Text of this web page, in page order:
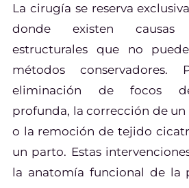
La cirugía se reserva
donde existen causas
estructurales que no
métodos
eliminación de focos
profunda, la corrección de
o la remoción de tejido
un parto. Estas
la anatomía funcional de la